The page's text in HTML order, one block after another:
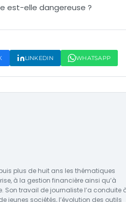
est-elle dangereuse ?
LINKEDIN WHATSAPP
plus de huit ans les thématiques
à la gestion financière ainsi qu’à
Son travail de journaliste l’a conduite
jeunes sociétés, l’évolution des outils